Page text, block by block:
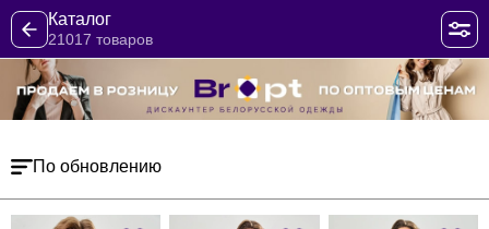
Каталог
21017 товаров
По обновлению